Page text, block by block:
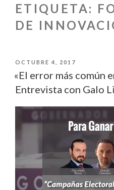
ETIQUETA:
DE
PUBLICADO
OCTUBRE 4, 2017
«El error más común
Entrevista con Galo